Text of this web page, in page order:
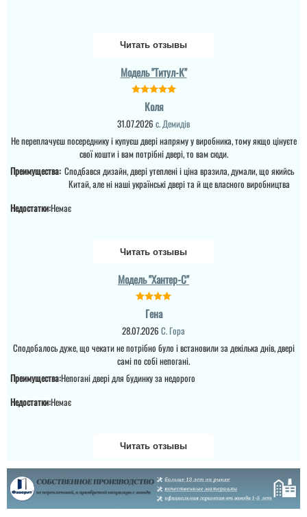
Замовляв 3
штуки.Монтажники
поставили все за пару
годин.Рекомендую
Полноценная
противопожарная
Читать отзывы
Модель "Титул-К"
Коля
31.07.2026 с. Демидів
Не переплачуєш посереднику і купуєш двері напряму у виробника, тому якщо цінуєте
свої кошти і вам потрібні двері, то вам сюди.
Преимущества: Сподбався дизайн, двері утеплені і ціна вразила, думали, що якийсь
Китай, але ні наші українські двері та й ще власного виробництва
Недостатки:Немає
Читать отзывы
Модель "Хантер-С"
Гена
28.07.2026 С. Гора
Сподобалось дуже, що чекати не потрібно було і встановили за декілька днів, двері
самі по собі непогані.
Преимущества:Непогані двері для будинку за недорого
Недостатки:Немає
Читать отзывы